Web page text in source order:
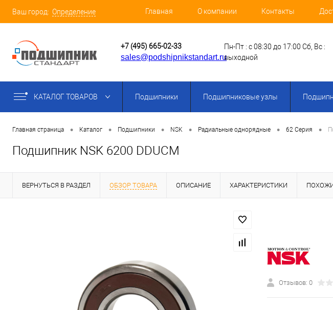
Ваш город: Определение Главная О компании Контакты
+7 (495) 665-02-33
sales@podshipnikstandart.ru
Пн-Пт : с 08:30 до 17:00 Сб, Вс :
выходной
КАТАЛОГ ТОВАРОВ Подшипники Подшипниковые узлы
Главная страница • Каталог • Подшипники • NSK • Радиальные однорядные • 62 Серия •
Подшипник NSK 6200 DDUCM
ВЕРНУТЬСЯ В РАЗДЕЛ ОБЗОР ТОВАРА ОПИСАНИЕ ХАРАКТЕРИСТИКИ
Отзывов: 0